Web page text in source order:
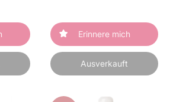
Erinnere mich
Ausverkauft